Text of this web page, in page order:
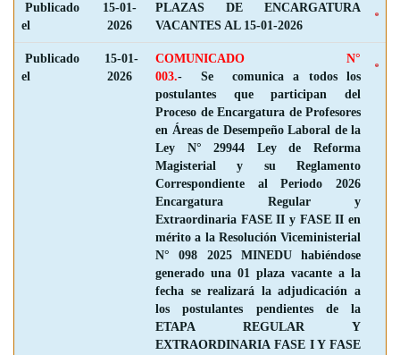
Publicado
el
15-01-
2026
PLAZAS DE ENCARGATURA
VACANTES AL 15-01-2026
Publicado
el
15-01-
2026
COMUNICADO N°
003.- Se comunica a todos los
postulantes que participan del
Proceso de Encargatura de Profesores
en Áreas de Desempeño Laboral de la
Ley N° 29944 Ley de Reforma
Magisterial y su Reglamento
Correspondiente al Periodo 2026
Encargatura Regular y
Extraordinaria FASE II y FASE II en
mérito a la Resolución Viceministerial
N° 098 2025 MINEDU habiéndose
generado una 01 plaza vacante a la
fecha se realizará la adjudicación a
los postulantes pendientes de la
ETAPA REGULAR Y
EXTRAORDINARIA FASE I Y FASE